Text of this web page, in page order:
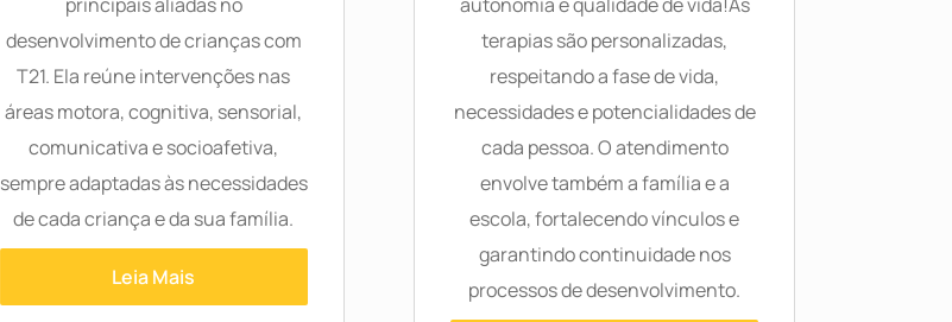
principais aliadas no
desenvolvimento de crianças com
T21. Ela reúne intervenções nas
áreas motora, cognitiva, sensorial,
comunicativa e socioafetiva,
sempre adaptadas às necessidades
de cada criança e da sua família.
Leia Mais
autonomia e qualidade de vida!As
terapias são personalizadas,
respeitando a fase de vida,
necessidades e potencialidades de
cada pessoa. O atendimento
envolve também a família e a
escola, fortalecendo vínculos e
garantindo continuidade nos
processos de desenvolvimento.